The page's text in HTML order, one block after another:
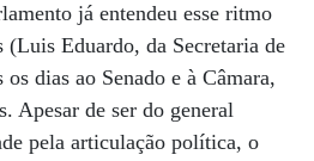
já entendeu esse ritmo
Eduardo, da Secretaria de
dias ao Senado e à Câmara,
Apesar de ser do general
pela articulação política, o